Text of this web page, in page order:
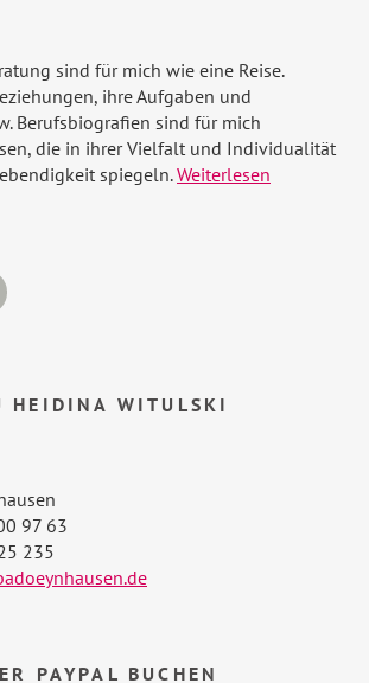
sind für mich wie eine Reise.
ihre Aufgaben und
Berufsbiografien sind für mich
die in ihrer Vielfalt und Individualität
spiegeln.Weiterlesen
HEIDINA WITULSKI
97 63
235
PAYPAL BUCHEN